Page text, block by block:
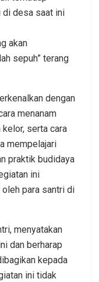
di desa saat ini
akan
sepuh” terang
dengan
menanam
kelor, serta cara
mempelajari
praktik budidaya
ini
para santri di
menyatakan
dan berharap
kepada
ini tidak